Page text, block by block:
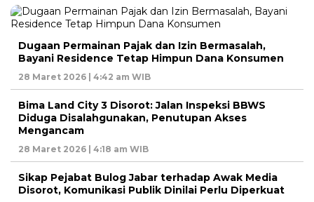
Dugaan Permainan Pajak dan Izin Bermasalah,
Bayani Residence Tetap Himpun Dana Konsumen
28 Maret 2026 | 4:42 am WIB
Bima Land City 3 Disorot: Jalan Inspeksi BBWS
Diduga Disalahgunakan, Penutupan Akses
Mengancam
28 Maret 2026 | 4:18 am WIB
Sikap Pejabat Bulog Jabar terhadap Awak Media
Disorot, Komunikasi Publik Dinilai Perlu Diperkuat